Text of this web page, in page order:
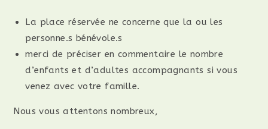
La place réservée ne concerne que la ou les
personne.s bénévole.s
merci de préciser en commentaire le nombre
d’enfants et d’adultes accompagnants si vous
venez avec votre famille.
Nous vous attentons nombreux,